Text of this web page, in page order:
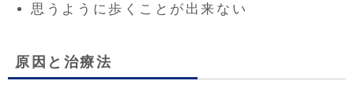
思うように歩くことが出来ない
原因と治療法